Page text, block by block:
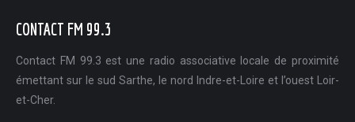
CONTACT FM 99.3
Contact FM 99.3 est une radio associative locale de proximité
émettant sur le sud Sarthe, le nord Indre-et-Loire et l’ouest Loir-
et-Cher.